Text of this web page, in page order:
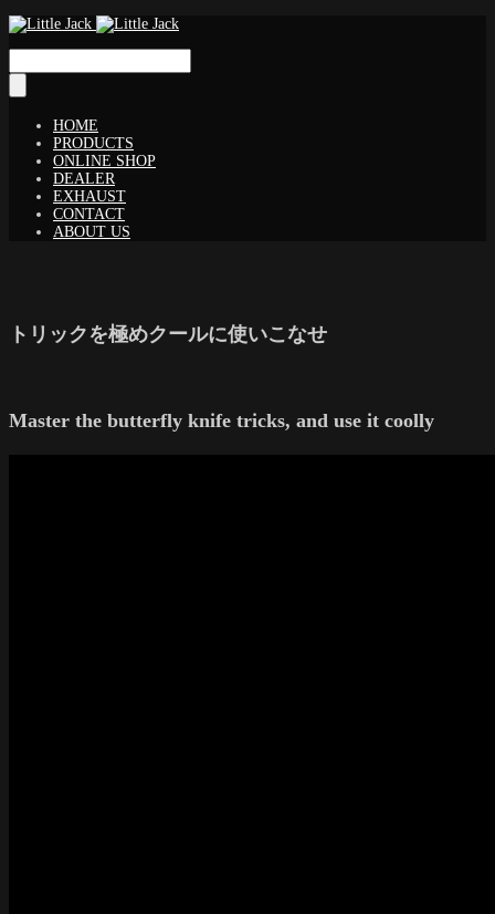
HOME
PRODUCTS
ONLINE SHOP
DEALER
EXHAUST
CONTACT
ABOUT US
トリックを極めクールに使いこなせ
Master the butterfly knife tricks, and use it coolly